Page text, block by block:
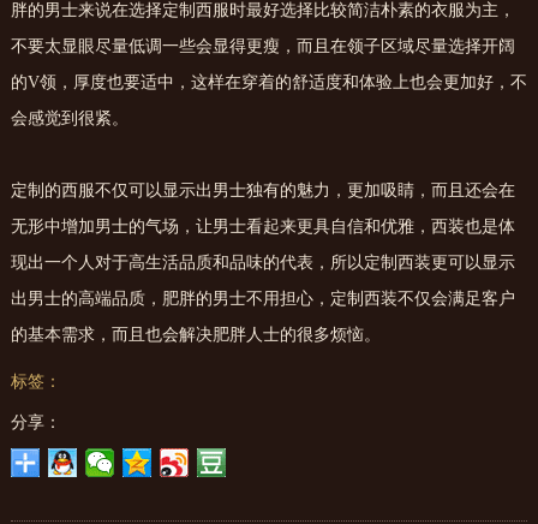
胖的男士来说在选择定制西服时最好选择比较简洁朴素的衣服为主，
不要太显眼尽量低调一些会显得更瘦，而且在领子区域尽量选择开阔
的V领，厚度也要适中，这样在穿着的舒适度和体验上也会更加好，不
会感觉到很紧。
定制的西服不仅可以显示出男士独有的魅力，更加吸睛，而且还会在
无形中增加男士的气场，让男士看起来更具自信和优雅，西装也是体
现出一个人对于高生活品质和品味的代表，所以定制西装更可以显示
出男士的高端品质，肥胖的男士不用担心，定制西装不仅会满足客户
的基本需求，而且也会解决肥胖人士的很多烦恼。
标签：
分享：